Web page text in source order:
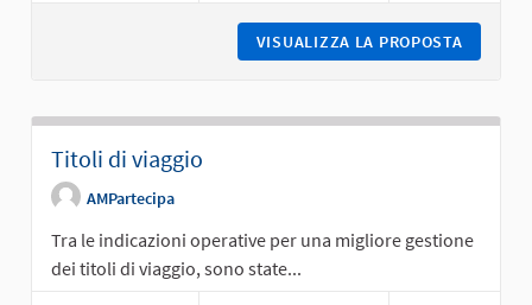
VISUALIZZA LA PROPOSTA
Titoli di viaggio
AMPartecipa
Tra le indicazioni operative per una migliore gestione
dei titoli di viaggio, sono state...